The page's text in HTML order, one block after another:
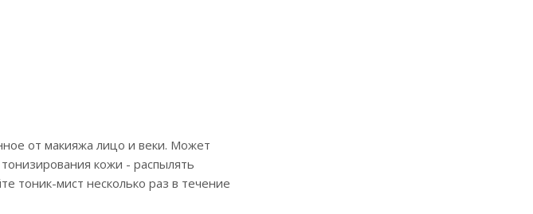
от макияжа лицо и веки. Может
кожи - распылять
тоник-мист несколько раз в течение